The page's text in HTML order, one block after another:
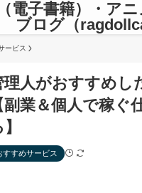
電子書籍）・ア
ブログ（
ービス
理人がおすすめ
副業＆個人で稼ぐ
すすめサービス